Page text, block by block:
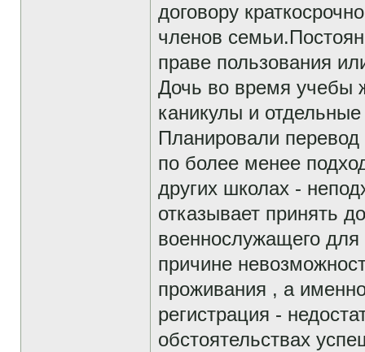
договору
членов
праве пользования
Дочь во время учебы
каникулы и
Планировали
по более менее
других школах -
отказывает принять
военнослужащего
причине
проживания , а
регистрация -
обстоятельствах